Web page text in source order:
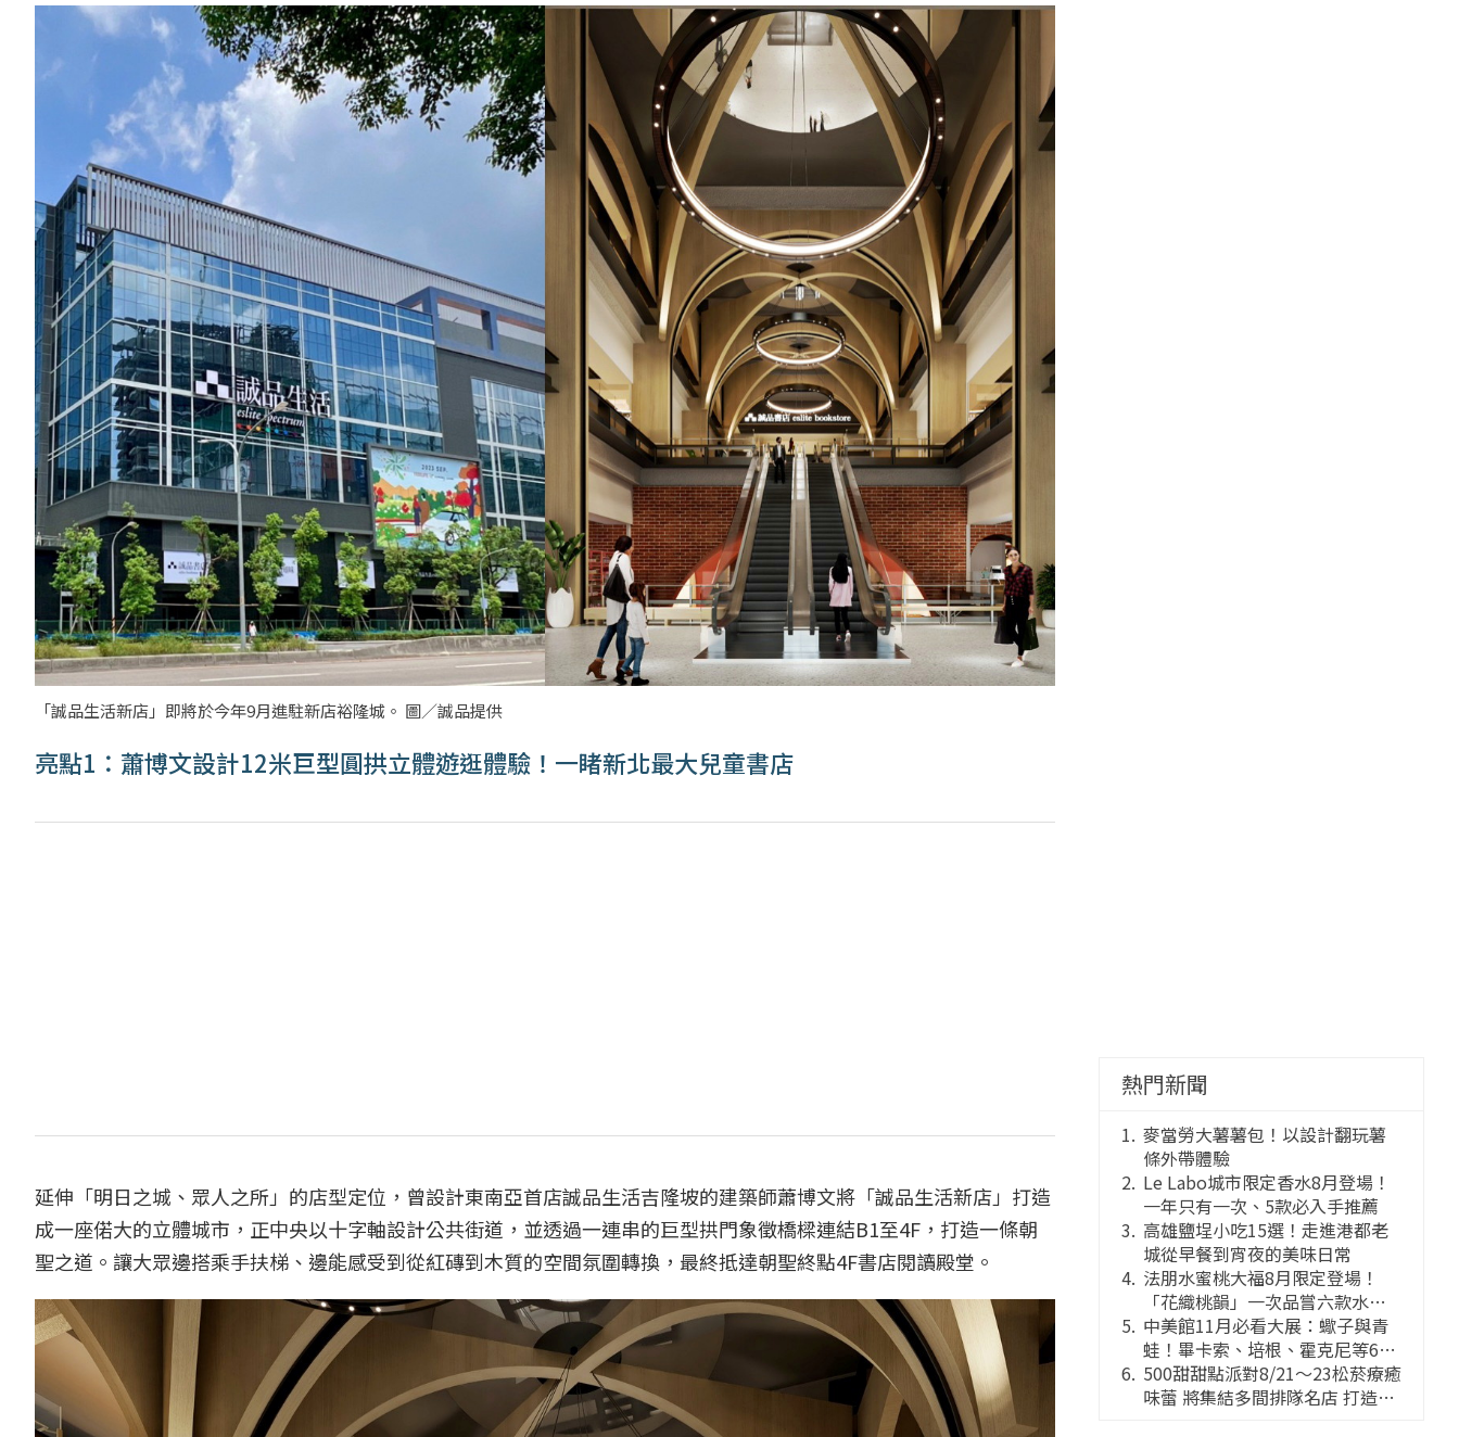
「誠品生活新店」即將於今年9月進駐新店裕隆城。 圖／誠品提供
亮點1：蕭博文設計12米巨型圓拱立體遊逛體驗！一睹新北最大兒童書店
延伸「明日之城、眾人之所」的店型定位，曾設計東南亞首店誠品生活吉隆坡的建築師蕭博文將「誠品生活新店」打造
成一座偌大的立體城市，正中央以十字軸設計公共街道，並透過一連串的巨型拱門象徵橋樑連結B1至4F，打造一條朝
聖之道。讓大眾邊搭乘手扶梯、邊能感受到從紅磚到木質的空間氛圍轉換，最終抵達朝聖終點4F書店閱讀殿堂。
熱門新聞
麥當勞大薯薯包！以設計翻玩薯
條外帶體驗
Le Labo城市限定香水8月登場！
一年只有一次、5款必入手推薦
高雄鹽埕小吃15選！走進港都老
城從早餐到宵夜的美味日常
法朋水蜜桃大福8月限定登場！
「花織桃韻」一次品嘗六款水蜜
桃花果大福
中美館11月必看大展：蠍子與青
蛙！畢卡索、培根、霍克尼等66
件國巨典藏亮相
500甜甜點派對8/21～23松菸療癒
味蕾 將集結多間排隊名店 打造靈